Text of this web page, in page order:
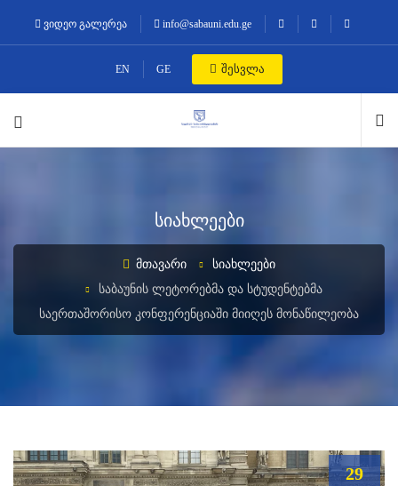
ვიდეო გალერეა info@sabauni.edu.ge
EN GE შესვლა
სიახლეები
ᲛᲗᲐᲕᲐᲠᲘ
ᲡᲘᲐᲮᲚᲔᲔᲑᲘ
ᲡᲐᲑᲐᲣᲜᲘᲡ ᲚᲔᲢᲝᲠᲔᲑᲛᲐ ᲓᲐ ᲡᲢᲣᲓᲔᲜᲢᲔᲑᲛᲐ
ᲡᲐᲔᲠᲗᲐᲨᲝᲠᲘᲡᲝ ᲙᲝᲜᲤᲔᲠᲔᲜᲪᲘᲐᲨᲘ ᲛᲘᲘᲦᲔᲡ ᲛᲝᲜᲐᲬᲘᲚᲔᲝᲑᲐ
29